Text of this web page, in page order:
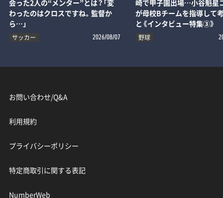
会った2人の“メンター”とは？「変
わったのはクロスですね。監督か
ら…」
サッカー 2026/08/07
崎で甲子園出場…小谷魁星
が母校Bチームを指導して
と《インタビュー特集③》
野球
お問い合わせ/Q&A
利用規約
プライバシーポリシー
特定商取引に関する表記
NumberWeb